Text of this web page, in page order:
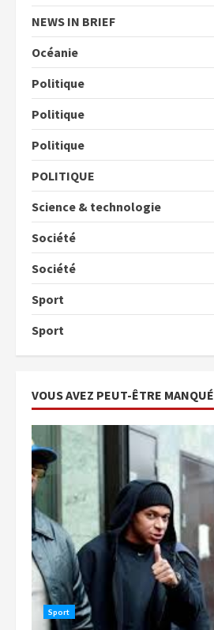
NEWS IN BRIEF
Océanie
Politique
Politique
Politique
POLITIQUE
Science & technologie
Société
Société
Sport
Sport
VOUS AVEZ PEUT-ÊTRE MANQUÉ
Sport